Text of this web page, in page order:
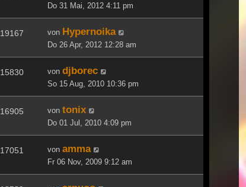
Do 31 Mai, 2012 4:11 pm
19167 von Hypernoika
Do 26 Apr, 2012 12:28 am
15830 von djborec
So 15 Aug, 2010 10:36 pm
16905 von tonix
Do 01 Jul, 2010 4:09 pm
17051 von amma
Fr 06 Nov, 2009 9:12 am